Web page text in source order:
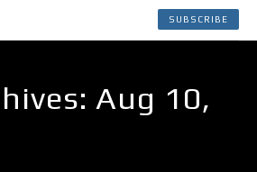
SUBSCRIBE
Aug 10,